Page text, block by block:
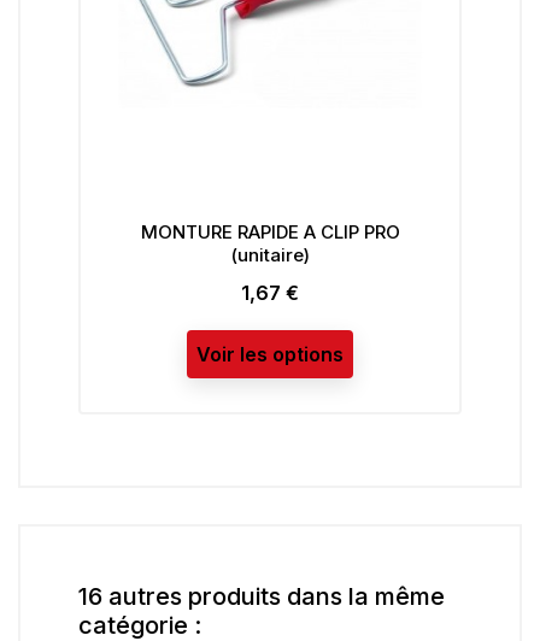
MONTURE RAPIDE A CLIP PRO
(unitaire)
Prix
1,67 €
Voir les options
16 autres produits dans la même
catégorie :